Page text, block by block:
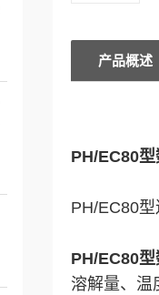
产品概述
PH/EC80
PH/EC80
PH/EC80
溶解量、温